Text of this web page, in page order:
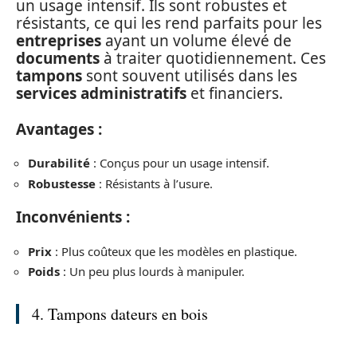
un usage intensif. Ils sont robustes et
résistants, ce qui les rend parfaits pour les
entreprises ayant un volume élevé de
documents à traiter quotidiennement. Ces
tampons sont souvent utilisés dans les
services administratifs et financiers.
Avantages :
Durabilité : Conçus pour un usage intensif.
Robustesse : Résistants à l’usure.
Inconvénients :
Prix : Plus coûteux que les modèles en plastique.
Poids : Un peu plus lourds à manipuler.
4. Tampons dateurs en bois